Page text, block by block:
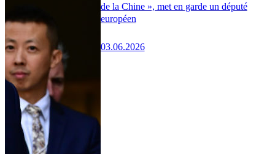
de la Chine », met en garde un député
européen
03.06.2026